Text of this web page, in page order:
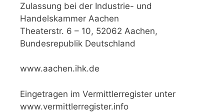
Zulassung bei der Industrie- und
Handelskammer Aachen
Theaterstr. 6 – 10, 52062 Aachen,
Bundesrepublik Deutschland
www.aachen.ihk.de
Eingetragen im Vermittlerregister unter
www.vermittlerregister.info